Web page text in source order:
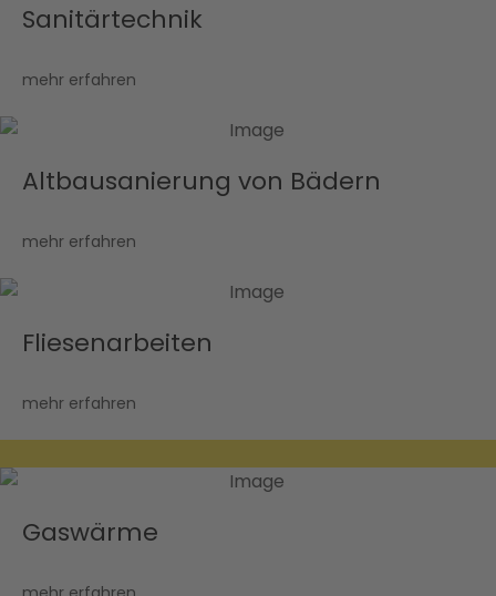
Sanitärtechnik
mehr erfahren
Altbausanierung von Bädern
mehr erfahren
Fliesenarbeiten
mehr erfahren
Gaswärme